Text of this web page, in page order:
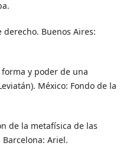
derecho. Buenos Aires:
forma y poder de una
México: Fondo de la
de la metafísica de las
Ariel.